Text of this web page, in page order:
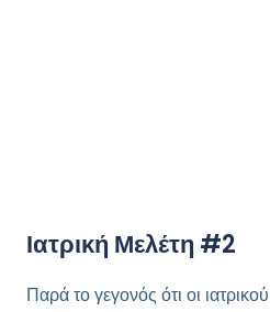
Ιατρική Μελέτη #2
Παρά το γεγονός ότι οι